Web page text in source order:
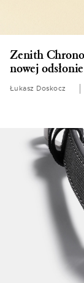
Zenith
nowej
Łukasz Doskocz